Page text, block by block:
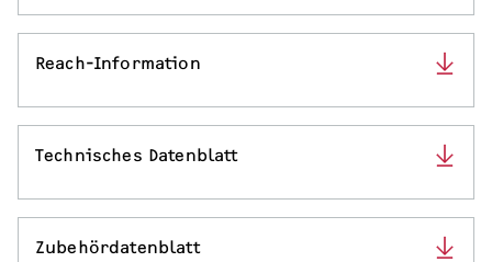
Reach-Information
Technisches Datenblatt
Zubehördatenblatt